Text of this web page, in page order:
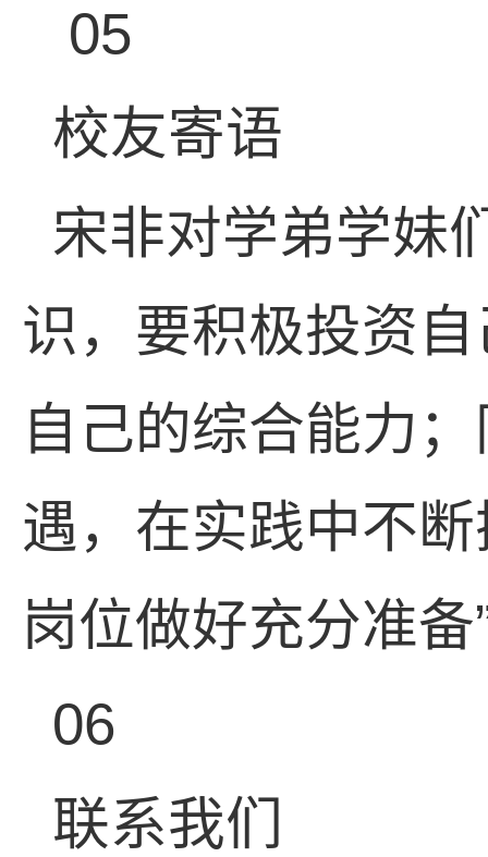
05
校友寄语
宋非对学弟学妹
识，要积极投资
自己的综合能力
遇，在实践中不
岗位做好充分准备
06
联系我们